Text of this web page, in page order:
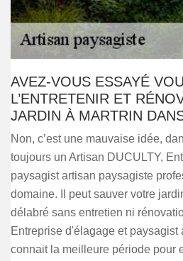
AVEZ-VOUS ESSAYÉ
L’ENTRETENIR ET
JARDIN À MARTRIN
Non, c’est une mauvaise idée,
toujours un Artisan DUCULTY,
paysagist artisan paysagiste
domaine. Il peut sauver votre
délabré sans entretien ni
Entreprise d'élagage et paysagist
connait la meilleure période pour